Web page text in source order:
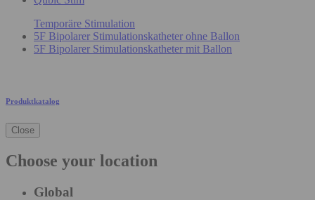
Temporäre Stimulation
5F Bipolarer Stimulationskatheter ohne Ballon
5F Bipolarer Stimulationskatheter mit Ballon
Produktkatalog
Close
Choose your location
Global